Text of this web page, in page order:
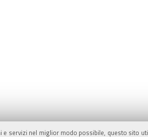
e servizi nel miglior modo possibile, questo sito